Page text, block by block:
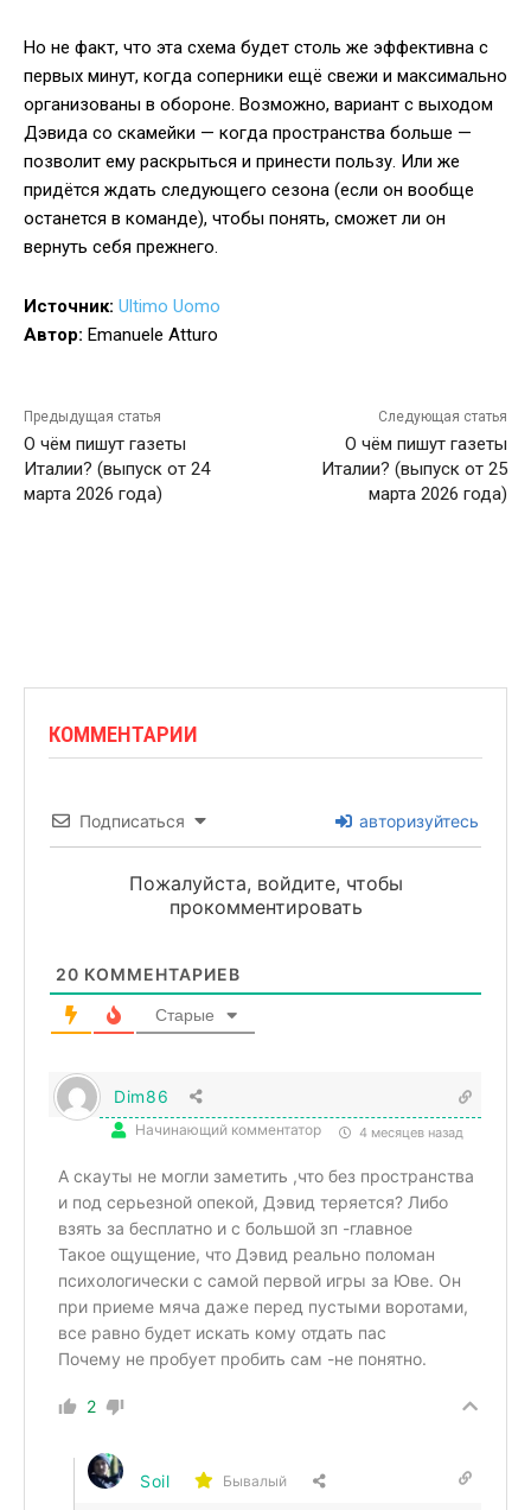
Но не факт, что эта схема будет столь же эффективна с
первых минут, когда соперники ещё свежи и максимально
организованы в обороне. Возможно, вариант с выходом
Дэвида со скамейки — когда пространства больше —
позволит ему раскрыться и принести пользу. Или же
придётся ждать следующего сезона (если он вообще
останется в команде), чтобы понять, сможет ли он
вернуть себя прежнего.
Источник: Ultimo Uomo
Автор: Emanuele Atturo
Предыдущая статья
О чём пишут газеты
Италии? (выпуск от 24
марта 2026 года)
Следующая статья
О чём пишут газеты
Италии? (выпуск от 25
марта 2026 года)
КОММЕНТАРИИ
Подписаться авторизуйтесь
Пожалуйста, войдите, чтобы
прокомментировать
20 КОММЕНТАРИЕВ
Старые
Dim86
Начинающий комментатор 4 месяцев назад
А скауты не могли заметить ,что без пространства
и под серьезной опекой, Дэвид теряется? Либо
взять за бесплатно и с большой зп -главное
Такое ощущение, что Дэвид реально поломан
психологически с самой первой игры за Юве. Он
при приеме мяча даже перед пустыми воротами,
все равно будет искать кому отдать пас
Почему не пробует пробить сам -не понятно.
2
Soil Бывалый